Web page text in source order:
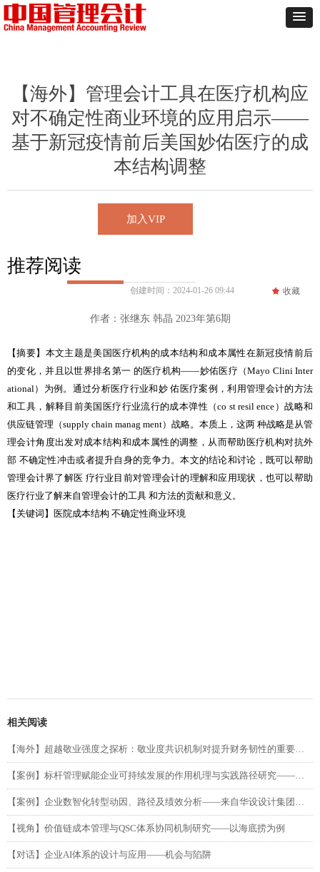
【海外】管理会计工具在医疗机构应
对不确定性商业环境的应用启示——
基于新冠疫情前后美国妙佑医疗的成
本结构调整
【摘要】本文主题是美国医疗机构的成本结构和成本属性在新冠疫情前后
的变化，并且以世界排名第一 的医疗机构——妙佑医疗（Mayo Clini Inter
ational）为例。通过分析医疗行业和妙 佑医疗案例，利用管理会计的方法
和工具，解释目前美国医疗行业流行的成本弹性（co st resil ence）战略和
供应链管理（supply chain manag ment）战略。本质上，这两 种战略是从管
理会计角度出发对成本结构和成本属性的调整，从而帮助医疗机构对抗外
部 不确定性冲击或者提升自身的竞争力。本文的结论和讨论，既可以帮助
管理会计界了解医 疗行业目前对管理会计的理解和应用现状，也可以帮助
医疗行业了解来自管理会计的工具 和方法的贡献和意义。
【关键词】医院成本结构 不确定性商业环境
推荐阅读
作者：张继东 韩晶 2023年第6期
相关阅读
【海外】超越敬业强度之探析：敬业度共识机制对提升财务韧性的重要性（第二部分）
【案例】标杆管理赋能企业可持续发展的作用机理与实践路径研究——以吉利汽车为例
【案例】企业数智化转型动因、路径及绩效分析——来自华设设计集团的单案例研究
【视角】价值链成本管理与QSC体系协同机制研究——以海底捞为例
【对话】企业AI体系的设计与应用——机会与陷阱
创建时间： 2024-01-26 09:44 끄 收藏
加入VIP